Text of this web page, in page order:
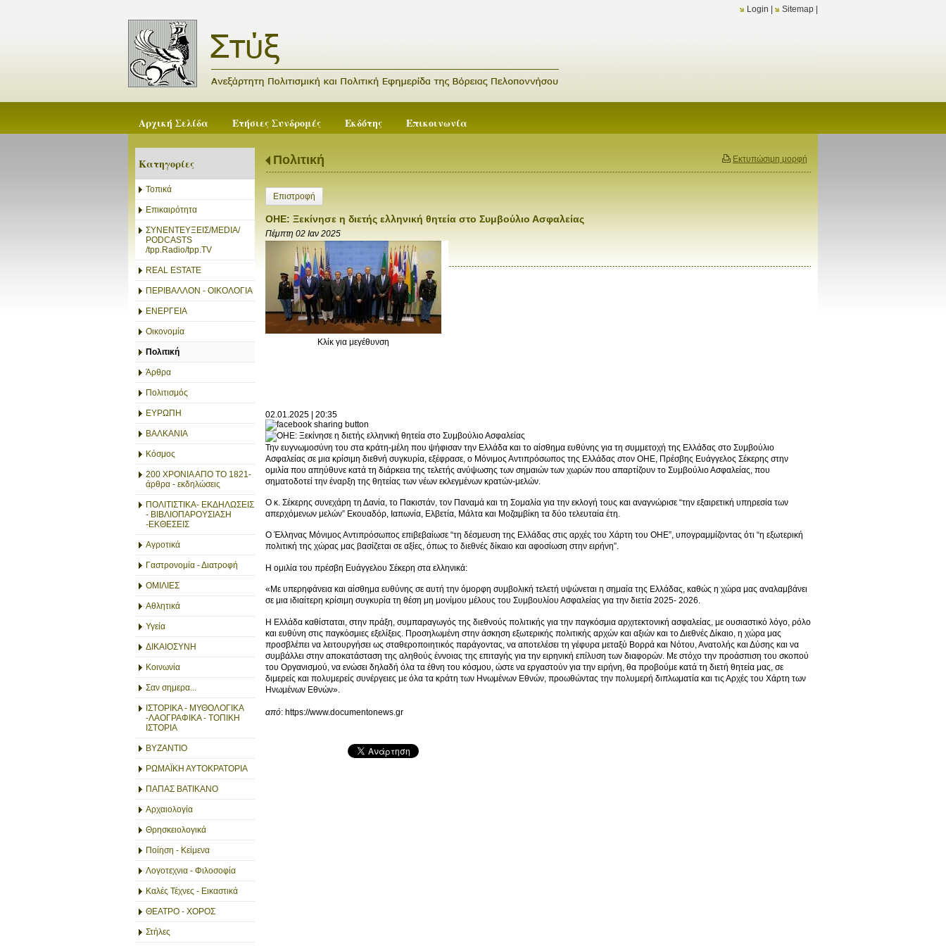
Login Sitemap
Αρχική Σελίδα Ετήσιες Συνδρομές Εκδότης Επικοινωνία
Κατηγορίες
Τοπικά
Επικαιρότητα
ΣΥΝΕΝΤΕΥΞΕΙΣ/MEDIA/
PODCASTS
/tpp.Radio/tpp.TV
REAL ESTATE
ΠΕΡΙΒΑΛΛΟΝ - ΟΙΚΟΛΟΓΙΑ
ΕΝΕΡΓΕΙΑ
Οικονομία
Πολιτική
Άρθρα
Πολιτισμός
ΕΥΡΩΠΗ
ΒΑΛΚΑΝΙΑ
Κόσμος
200 ΧΡΟΝΙΑ ΑΠΟ ΤΟ 1821-
άρθρα - εκδηλώσεις
ΠΟΛΙΤΙΣΤΙΚΑ- ΕΚΔΗΛΩΣΕΙΣ
- ΒΙΒΛΙΟΠΑΡΟΥΣΙΑΣΗ
-ΕΚΘΕΣΕΙΣ
Αγροτικά
Γαστρονομία - Διατροφή
ΟΜΙΛΙΕΣ
Αθλητικά
Υγεία
ΔΙΚΑΙΟΣΥΝΗ
Κοινωνία
Σαν σημερα...
ΙΣΤΟΡΙΚΑ - ΜΥΘΟΛΟΓΙΚΑ
-ΛΑΟΓΡΑΦΙΚΑ - ΤΟΠΙΚΗ
ΙΣΤΟΡΙΑ
ΒΥΖΑΝΤΙΟ
ΡΩΜΑΪΚΗ ΑΥΤΟΚΡΑΤΟΡΙΑ
ΠΑΠΑΣ ΒΑΤΙΚΑΝΟ
Αρχαιολογία
Θρησκειολογικά
Ποίηση - Κείμενα
Λογοτεχνια - Φιλοσοφία
Καλές Τέχνες - Εικαστικά
ΘΕΑΤΡΟ - ΧΟΡΟΣ
Στήλες
Εκτυπώσιμη μορφή
Πολιτική
Επιστροφή
ΟΗΕ: Ξεκίνησε η διετής ελληνική θητεία στο Συμβούλιο Ασφαλείας
Πέμπτη 02 Ιαν 2025
Κλίκ για μεγέθυνση
02.01.2025 | 20:35
Την ευγνωμοσύνη του στα κράτη-μέλη που ψήφισαν την Ελλάδα και το αίσθημα ευθύνης για τη συμμετοχή της Ελλάδας στο Συμβούλιο
Ασφαλείας σε μια κρίσιμη διεθνή συγκυρία, εξέφρασε, ο Μόνιμος Αντιπρόσωπος της Ελλάδας στον ΟΗΕ, Πρέσβης Ευάγγελος Σέκερης στην
ομιλία που απηύθυνε κατά τη διάρκεια της τελετής ανύψωσης των σημαιών των χωρών που απαρτίζουν το Συμβούλιο Ασφαλείας, που
σηματοδοτεί την έναρξη της θητείας των νέων εκλεγμένων κρατών-μελών.
Ο κ. Σέκερης συνεχάρη τη Δανία, το Πακιστάν, τον Παναμά και τη Σομαλία για την εκλογή τους και αναγνώρισε “την εξαιρετική υπηρεσία των
απερχόμενων μελών” Εκουαδόρ, Ιαπωνία, Ελβετία, Μάλτα και Μοζαμβίκη τα δύο τελευταία έτη.
Ο Έλληνας Μόνιμος Αντιπρόσωπος επιβεβαίωσε “τη δέσμευση της Ελλάδας στις αρχές του Χάρτη του ΟΗΕ”, υπογραμμίζοντας ότι “η εξωτερική
πολιτική της χώρας μας βασίζεται σε αξίες, όπως το διεθνές δίκαιο και αφοσίωση στην ειρήνη”.
Η oμιλία του πρέσβη Ευάγγελου Σέκερη στα ελληνικά:
«Με υπερηφάνεια και αίσθημα ευθύνης σε αυτή την όμορφη συμβολική τελετή υψώνεται η σημαία της Ελλάδας, καθώς η χώρα μας αναλαμβάνει
σε μια ιδιαίτερη κρίσιμη συγκυρία τη θέση μη μονίμου μέλους του Συμβουλίου Ασφαλείας για την διετία 2025- 2026.
Η Ελλάδα καθίσταται, στην πράξη, συμπαραγωγός της διεθνούς πολιτικής για την παγκόσμια αρχιτεκτονική ασφαλείας, με ουσιαστικό λόγο, ρόλο
και ευθύνη στις παγκόσμιες εξελίξεις. Προσηλωμένη στην άσκηση εξωτερικής πολιτικής αρχών και αξιών και το Διεθνές Δίκαιο, η χώρα μας
προσβλέπει να λειτουργήσει ως σταθεροποιητικός παράγοντας, να αποτελέσει τη γέφυρα μεταξύ Βορρά και Νότου, Ανατολής και Δύσης και να
συμβάλλει στην αποκατάσταση της αληθούς έννοιας της επιταγής για την ειρηνική επίλυση των διαφορών. Με στόχο την προάσπιση του σκοπού
του Οργανισμού, να ενώσει δηλαδή όλα τα έθνη του κόσμου, ώστε να εργαστούν για την ειρήνη, θα προβούμε κατά τη διετή θητεία μας, σε
διμερείς και πολυμερείς συνέργειες με όλα τα κράτη των Ηνωμένων Εθνών, προωθώντας την πολυμερή διπλωματία και τις Αρχές του Χάρτη των
Ηνωμένων Εθνών».
από: https://www.documentonews.gr